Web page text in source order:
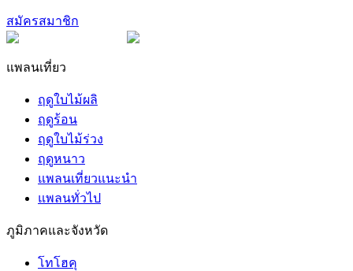
สมัครสมาชิก
แพลนเที่ยว
ฤดูใบไม้ผลิ
ฤดูร้อน
ฤดูใบไม้ร่วง
ฤดูหนาว
แพลนเที่ยวแนะนำ
แพลนทั่วไป
ภูมิภาคและจังหวัด
โทโฮคุ